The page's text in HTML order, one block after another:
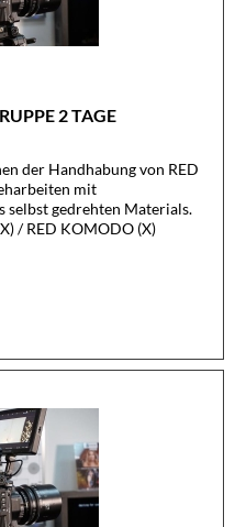
2 TAGE
der Handhabung von RED
mit
selbst gedrehten Materials.
/ RED KOMODO (X)